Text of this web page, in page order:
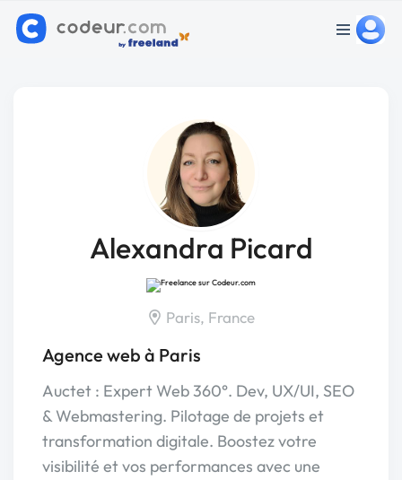
Alexandra Picard
Paris, France
Agence web à Paris
Auctet : Expert Web 360°. Dev, UX/UI, SEO
& Webmastering. Pilotage de projets et
transformation digitale. Boostez votre
visibilité et vos performances avec une